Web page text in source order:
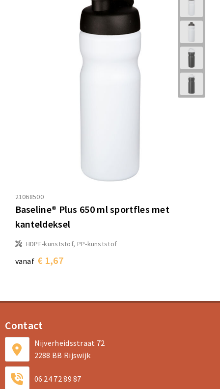
21068500
Baseline® Plus 650 ml sportfles met
kanteldeksel
HDPE-kunststof, PP-kunststof
vanaf € 1,67
Contact
Nijverheidsstraat 72
2288 BB Rijswijk
06 24 72 89 87